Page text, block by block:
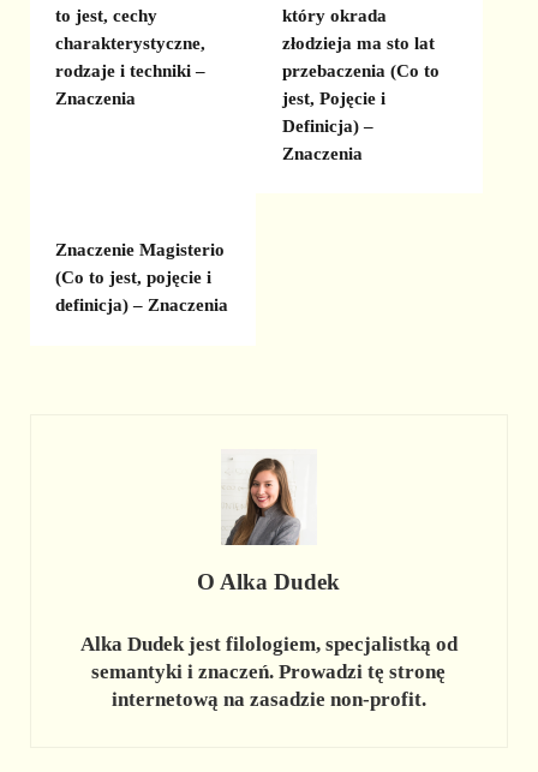
to jest, cechy
charakterystyczne,
rodzaje i techniki –
Znaczenia
który okrada
złodzieja ma sto lat
przebaczenia (Co to
jest, Pojęcie i
Definicja) –
Znaczenia
Znaczenie Magisterio
(Co to jest, pojęcie i
definicja) – Znaczenia
O Alka Dudek
Alka Dudek jest filologiem, specjalistką od
semantyki i znaczeń. Prowadzi tę stronę
internetową na zasadzie non-profit.